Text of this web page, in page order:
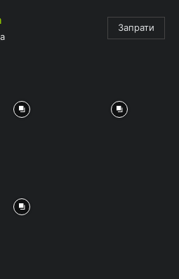
Запрати